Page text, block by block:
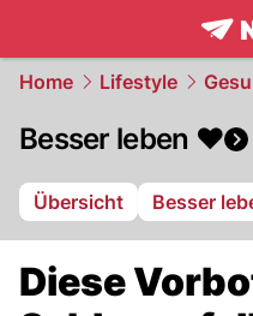
Home Lifestyle
Besser leben ❤️
Übersicht Besser
Diese